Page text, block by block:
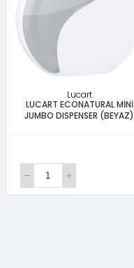
Lucart
LUCART ECONATURAL MİNİ
JUMBO DISPENSER (BEYAZ)